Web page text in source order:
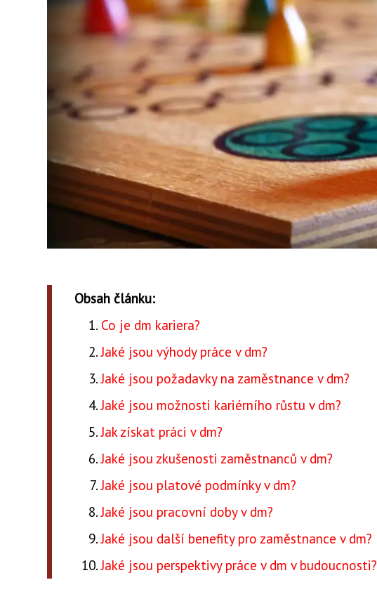
Obsah článku:
Co je dm kariera?
Jaké jsou výhody práce v dm?
Jaké jsou požadavky na zaměstnance v dm?
Jaké jsou možnosti kariérního růstu v dm?
Jak získat práci v dm?
Jaké jsou zkušenosti zaměstnanců v dm?
Jaké jsou platové podmínky v dm?
Jaké jsou pracovní doby v dm?
Jaké jsou další benefity pro zaměstnance v dm?
Jaké jsou perspektivy práce v dm v budoucnosti?